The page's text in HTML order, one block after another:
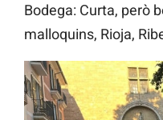
Bodega: Curta, però
malloquins, Rioja,